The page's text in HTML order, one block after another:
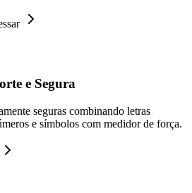
e Segura
seguras combinando letras
e símbolos com medidor de força.